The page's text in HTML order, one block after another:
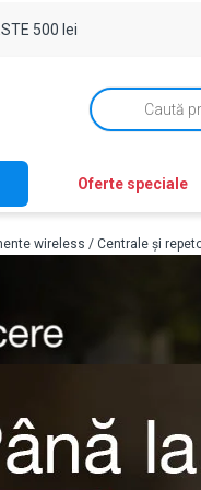
500 lei
Products
search
Oferte speciale
wireless / Centrale și